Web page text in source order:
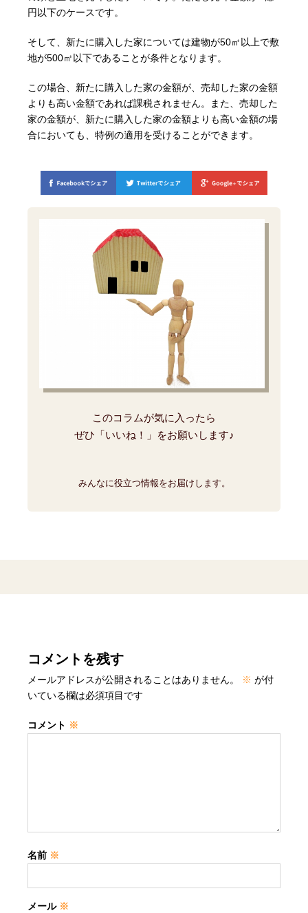
円以下のケースです。
そして、新たに購入した家については建物が50㎡以上で敷
地が500㎡以下であることが条件となります。
この場合、新たに購入した家の金額が、売却した家の金額
よりも高い金額であれば課税されません。また、売却した
家の金額が、新たに購入した家の金額よりも高い金額の場
合においても、特例の適用を受けることができます。
このコラムが気に入ったら
ぜひ「いいね！」をお願いします♪
みんなに役立つ情報をお届けします。
コメントを残す
メールアドレスが公開されることはありません。 ※ が付
いている欄は必須項目です
コメント ※
名前 ※
メール ※